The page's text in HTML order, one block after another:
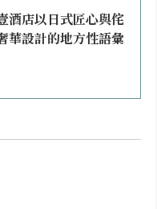
酒店以日式匠心與侘
華設計的地方性語彙